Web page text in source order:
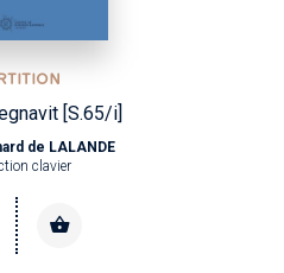
[S.65/i]
de LALANDE
clavier